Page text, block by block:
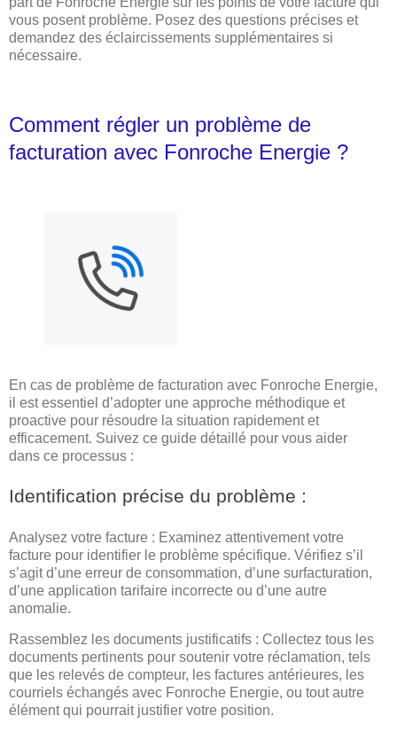
vous posent problème. Posez des questions précises et
demandez des éclaircissements supplémentaires si
nécessaire.
Comment régler un problème de
facturation avec Fonroche Energie ?
En cas de problème de facturation avec Fonroche Energie,
il est essentiel d’adopter une approche méthodique et
proactive pour résoudre la situation rapidement et
efficacement. Suivez ce guide détaillé pour vous aider
dans ce processus :
Identification précise du problème :
Analysez votre facture : Examinez attentivement votre
facture pour identifier le problème spécifique. Vérifiez s’il
s’agit d’une erreur de consommation, d’une surfacturation,
d’une application tarifaire incorrecte ou d’une autre
anomalie.
Rassemblez les documents justificatifs : Collectez tous les
documents pertinents pour soutenir votre réclamation, tels
que les relevés de compteur, les factures antérieures, les
courriels échangés avec Fonroche Energie, ou tout autre
élément qui pourrait justifier votre position.